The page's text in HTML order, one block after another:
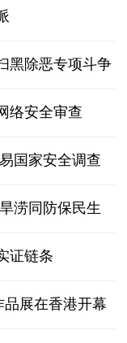
黑除恶专项斗争
络安全审查
国家安全调查
涝同防保民生
证链条
展在香港开幕